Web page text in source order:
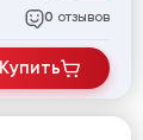
0 отзывов
Купить